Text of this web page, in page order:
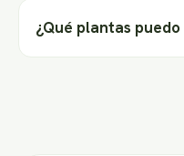
¿Qué plantas